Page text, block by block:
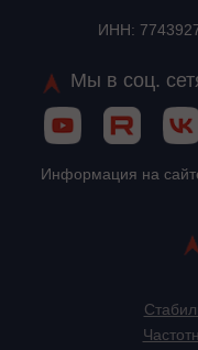
ИНН:
Мы в соц.
Информация на